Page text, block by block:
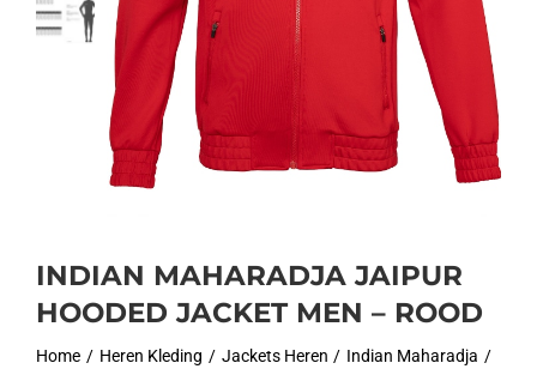
INDIAN MAHARADJA JAIPUR
HOODED JACKET MEN – ROOD
Home Heren Kleding Jackets Heren
Indian Maharadja